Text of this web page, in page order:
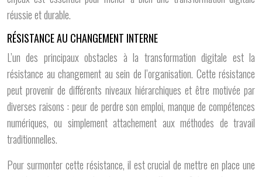
réussie et durable.
RÉSISTANCE AU CHANGEMENT INTERNE
L’un des principaux obstacles à la transformation digitale est la
résistance au changement au sein de l’organisation. Cette résistance
peut provenir de différents niveaux hiérarchiques et être motivée par
diverses raisons : peur de perdre son emploi, manque de compétences
numériques, ou simplement attachement aux méthodes de travail
traditionnelles.
Pour surmonter cette résistance, il est crucial de mettre en place une